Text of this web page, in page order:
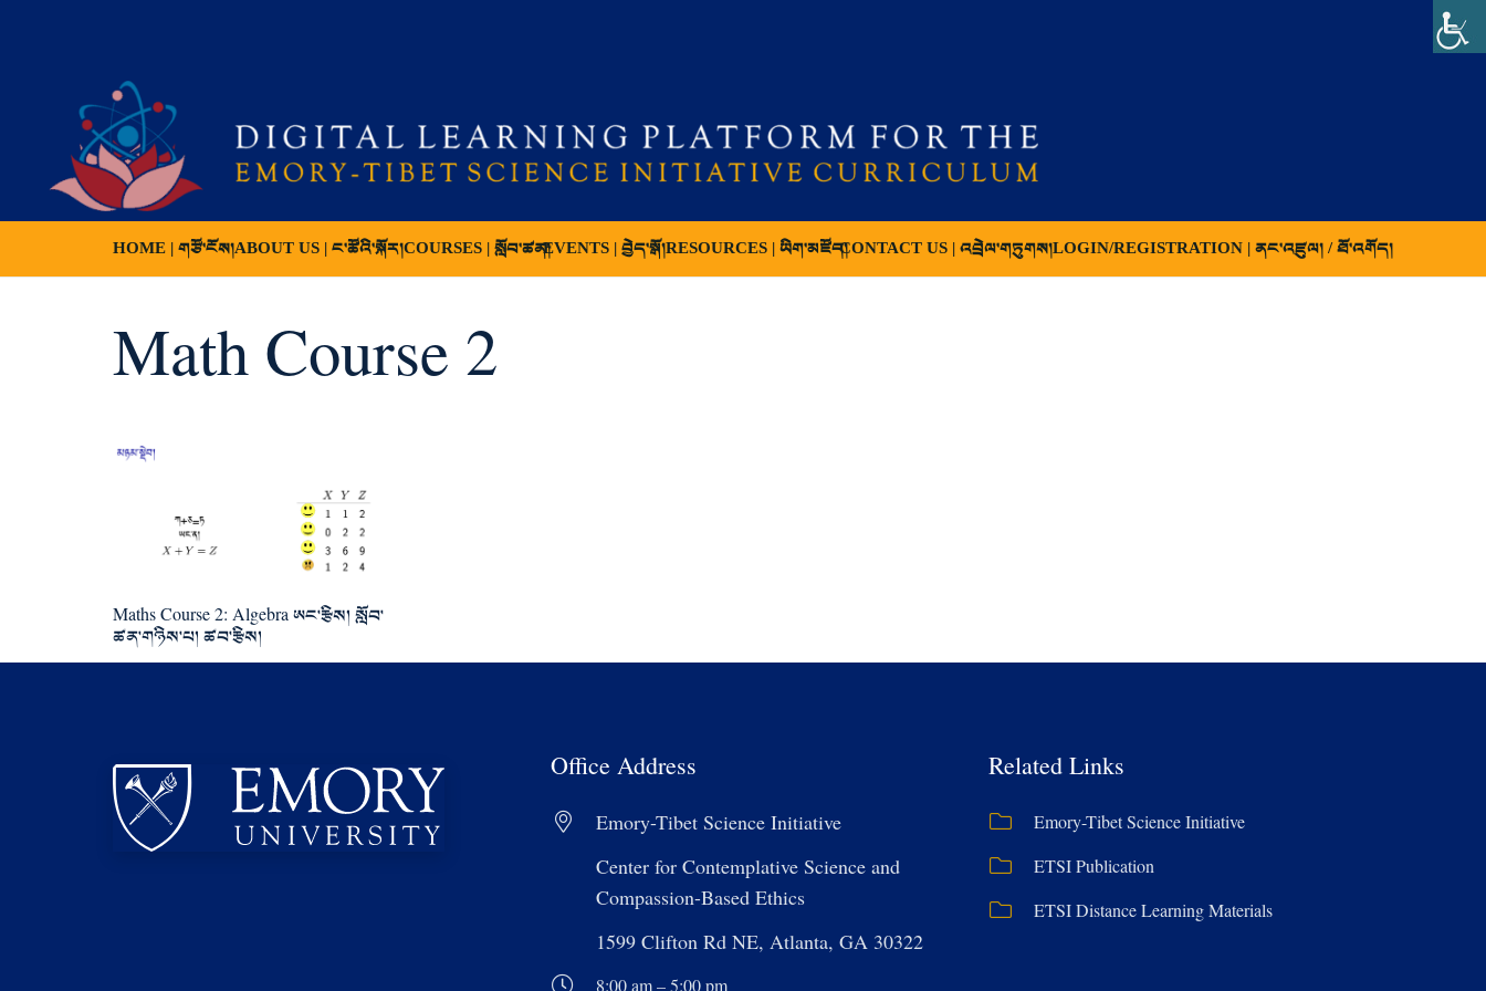
HOME | གཙོ་ངོས།ABOUT US | ང་ཚོའི་སྐོར།COURSES | སློབ་ཚན།EVENTS | བྱེད་སྒོ།RESOURCES | ཡིག་མཛོད།CONTACT US | འབྲེལ་གཏུགས།LOGIN/REGISTRATION | ནང་འཛུལ། / ཐོ་འགོད།
Math Course 2
Maths Course 2: Algebra ཨང་རྩིས། སློབ་
ཚན་གཉིས་པ། ཚབ་རྩིས།
Office Address
Emory-Tibet Science Initiative
Center for Contemplative Science and
Compassion-Based Ethics
1599 Clifton Rd NE, Atlanta, GA 30322
8:00 am – 5:00 pm
Related Links
Emory-Tibet Science Initiative
ETSI Publication
ETSI Distance Learning Materials